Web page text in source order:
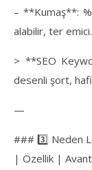
– **Kumaş**:
alabilir, ter emici.
> **SEO
desenli şort,
—
### 3️⃣ Neden
| Özellik |